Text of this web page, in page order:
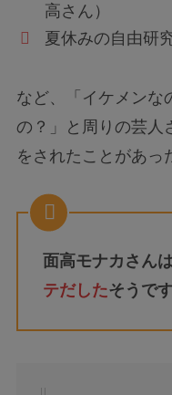
高さん）
夏休みの自由研
など、「イケメンな
の？」と周りの芸人
をされたことがあっ
面高モナカさんは
テだしたそうです